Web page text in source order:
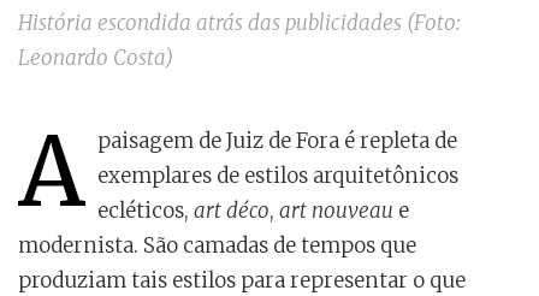
História escondida atrás das publicidades (Foto:
Leonardo Costa)
A paisagem de Juiz de Fora é repleta de
exemplares de estilos arquitetônicos
ecléticos, art déco, art nouveau e
modernista. São camadas de tempos que
produziam tais estilos para representar o que